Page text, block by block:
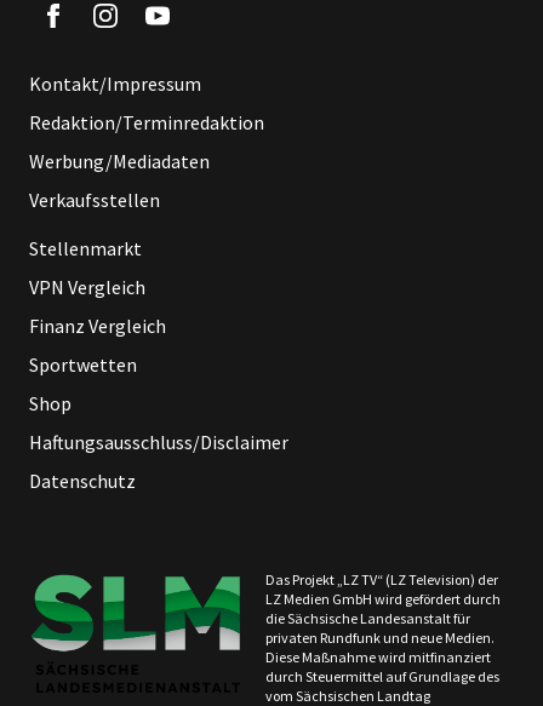
Kontakt/Impressum
Redaktion/Terminredaktion
Werbung/Mediadaten
Verkaufsstellen
Stellenmarkt
VPN Vergleich
Finanz Vergleich
Sportwetten
Shop
Haftungsausschluss/Disclaimer
Datenschutz
Das Projekt „LZ TV“ (LZ Television) der
LZ Medien GmbH wird gefördert durch
die Sächsische Landesanstalt für
privaten Rundfunk und neue Medien.
Diese Maßnahme wird mitfinanziert
durch Steuermittel auf Grundlage des
vom Sächsischen Landtag